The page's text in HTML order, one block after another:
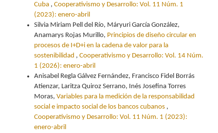
Cuba , Cooperativismo y Desarrollo: Vol. 11 Núm. 1
(2023): enero-abril
Silvia Miriam Pell del Río, Máryuri García González,
Anamarys Rojas Murillo, Principios de diseño circular en
procesos de I+D+i en la cadena de valor para la
sostenibilidad , Cooperativismo y Desarrollo: Vol. 14 Núm.
1 (2026): enero-abril
Anisabel Regla Gálvez Fernández, Francisco Fidel Borrás
Atienzar, Laritza Quiroz Serrano, Inés Josefina Torres
Moras, Variables para la medición de la responsabilidad
social e impacto social de los bancos cubanos ,
Cooperativismo y Desarrollo: Vol. 11 Núm. 1 (2023):
enero-abril